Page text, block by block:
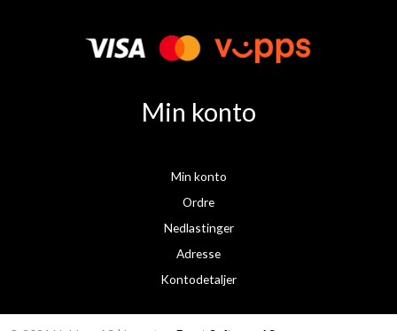
b
o
g
m
Min konto
Min konto
Ordre
Nedlastinger
Adresse
Kontodetaljer